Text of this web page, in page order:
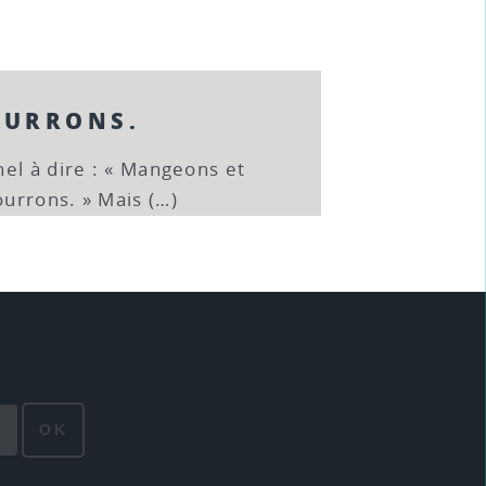
à dire : « Mangeons et
» Mais (…)
OK